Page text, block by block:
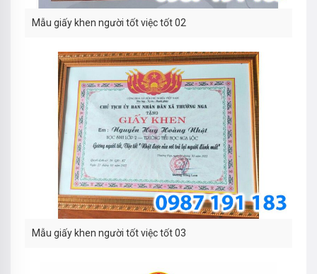
Mẫu giấy khen người tốt việc tốt 02
Mẫu giấy khen người tốt việc tốt 03